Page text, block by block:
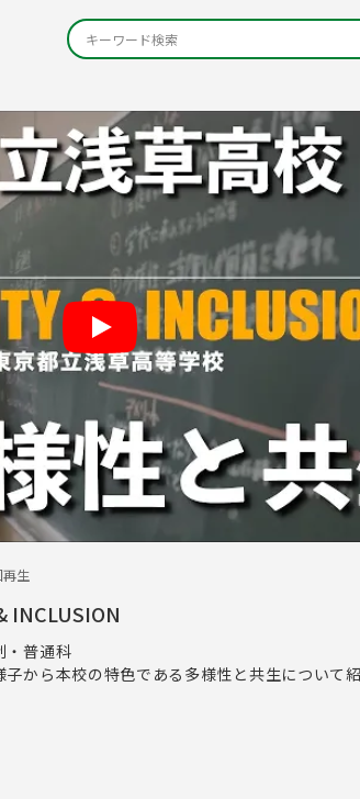
生
INCLUSION
普通科
から本校の特色である多様性と共生について